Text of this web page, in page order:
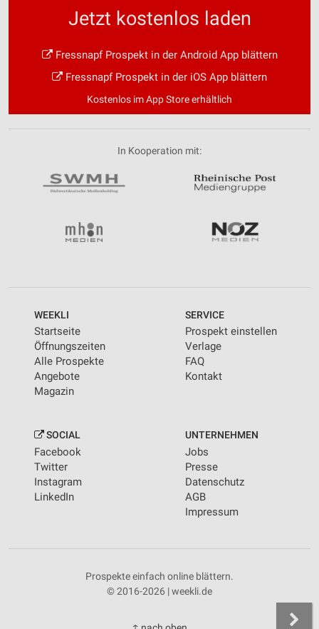
Jetzt kostenlos laden
Fressnapf Prospekt in der Android App blättern
Fressnapf Prospekt in der iOS App blättern
Kostenlos im App Store erhältlich
In Kooperation mit:
WEEKLI
Startseite
Öffnungszeiten
Alle Prospekte
Angebote
Magazin
SERVICE
Prospekt einstellen
Verlage
FAQ
Kontakt
SOCIAL
Facebook
Twitter
Instagram
LinkedIn
UNTERNEHMEN
Jobs
Presse
Datenschutz
AGB
Impressum
Prospekte einfach online blättern.
© 2016-2026 | weekli.de